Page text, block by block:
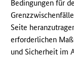
Bedingungen für
Seite
erforderlichen
und Sicherheit im